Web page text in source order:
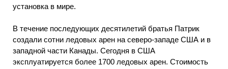
установка в мире.
В течение последующих десятилетий братья Патрик
создали сотни ледовых арен на северо-западе США и в
западной части Канады. Сегодня в США
эксплуатируется более 1700 ледовых арен. Стоимость